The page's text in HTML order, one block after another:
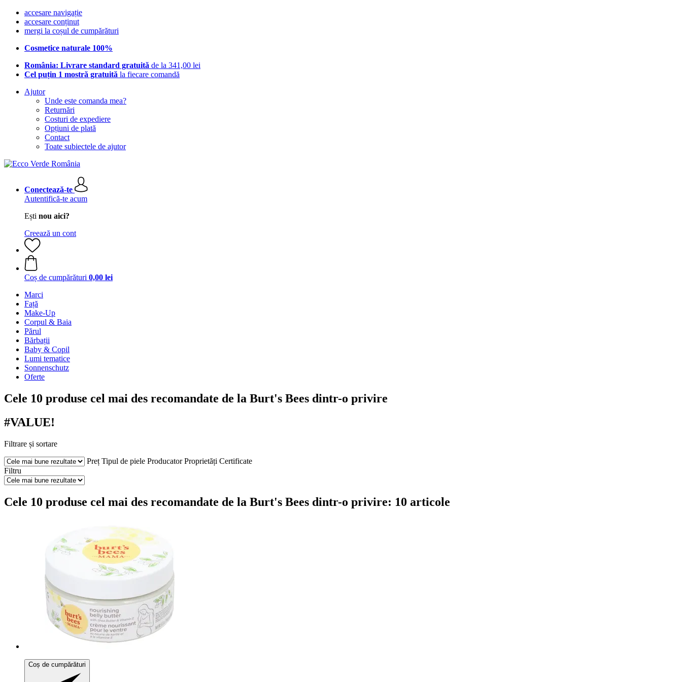
accesare navigație
accesare conținut
mergi la coșul de cumpărături
Cosmetice naturale 100%
România: Livrare standard gratuită de la 341,00 lei
Cel puțin 1 mostră gratuită la fiecare comandă
Ajutor
Unde este comanda mea?
Returnări
Costuri de expediere
Opțiuni de plată
Contact
Toate subiectele de ajutor
Conectează-te
Autentifică-te acum
Ești nou aici?
Creează un cont
Coș de cumpărături 0,00 lei
Marci
Față
Make-Up
Corpul & Baia
Părul
Bărbații
Baby & Copil
Lumi tematice
Sonnenschutz
Oferte
Cele 10 produse cel mai des recomandate de la Burt's Bees dintr-o privire
#VALUE!
Filtrare și sortare
Preț Tipul de piele Producator Proprietăți Certificate
Filtru
Cele 10 produse cel mai des recomandate de la Burt's Bees dintr-o privire: 10 articole
Coș de cumpărături